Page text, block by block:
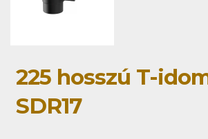
225 hosszú T-
SDR17